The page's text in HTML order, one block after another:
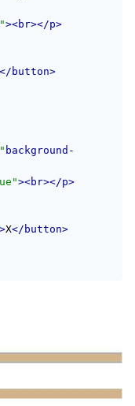
><br></p>
</button>
" background-
><br></p>
>X</button>